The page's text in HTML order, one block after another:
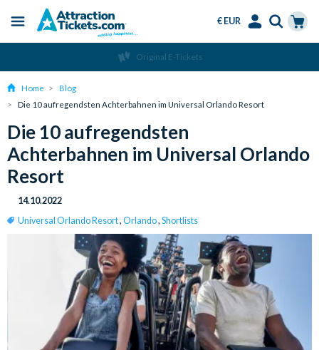
content
Menu
€ EUR
Über 15 Millionen verkaufte Tickets
Home
Blog
Die 10 aufregendsten Achterbahnen im Universal Orlando Resort
Die 10 aufregendsten
Achterbahnen im Universal Orlando
Resort
14.10.2022
Universal Orlando Resort, Orlando, Shortlists